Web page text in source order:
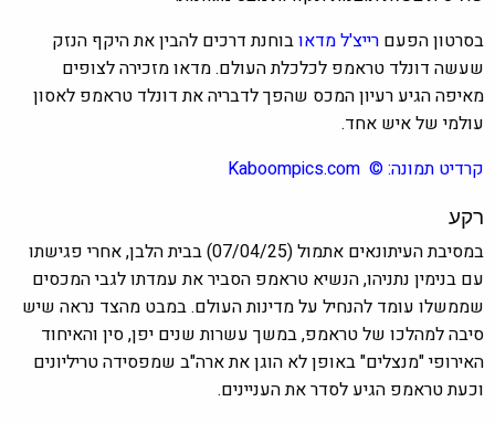
בסרטון הפעםרייצ'ל מדאובוחנת דרכים להבין את היקף הנזק
שעשה דונלד טראמפ לכלכלת העולם. מדאו מזכירה לצופים
מאיפה הגיע רעיון המכס שהפך לדבריה את דונלד טראמפ לאסון
עולמי של איש אחד.
קרדיט תמונה:©
Kaboompics.com
רקע
במסיבת העיתונאים אתמול (07/04/25) בבית הלבן, אחרי פגישתו
עם בנימין נתניהו, הנשיא טראמפ הסביר את עמדתו לגבי המכסים
שממשלו עומד להנחיל על מדינות העולם. במבט מהצד נראה שיש
סיבה למהלכו של טראמפ, במשך עשרות שנים יפן, סין והאיחוד
האירופי "מנצלים" באופן לא הוגן את ארה"ב שמפסידה טריליונים
וכעת טראמפ הגיע לסדר את העניינים.